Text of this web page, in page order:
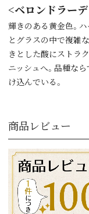
<ベロンドラーデ
輝きのある黄金色。
とグラスの中で複雑
きとした酸にストラ
ニッシュへ。品種な
け込んでいる。
商品レビュー